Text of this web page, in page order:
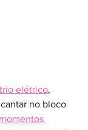
elétrico,
no bloco
momentos